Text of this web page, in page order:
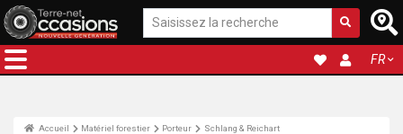
FR
Accueil Matériel forestier Porteur Schlang & Reichart